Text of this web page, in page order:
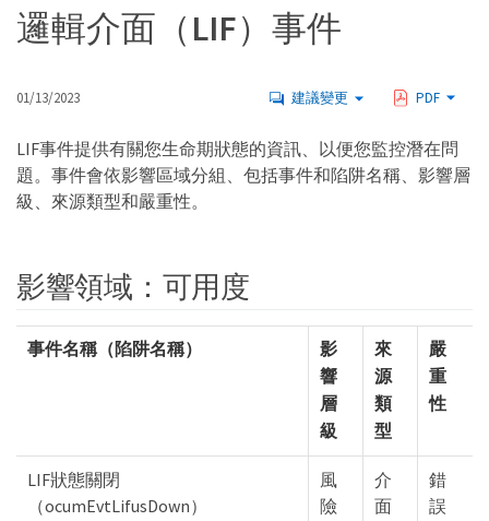
邏輯介面（LIF）事件
01/13/2023 建議變更 PDF
LIF事件提供有關您生命期狀態的資訊、以便您監控潛在問
題。事件會依影響區域分組、包括事件和陷阱名稱、影響層
級、來源類型和嚴重性。
影響領域：可用度
事件名稱（陷阱名稱）
影
響
層
級
來
源
類
型
嚴
重
性
LIF狀態關閉
（ocumEvtLifusDown）
風
險
介
面
錯
誤